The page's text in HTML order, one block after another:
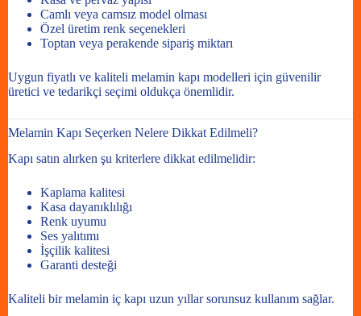
Camlı veya camsız model olması
Özel üretim renk seçenekleri
Toptan veya perakende sipariş miktarı
Uygun fiyatlı ve kaliteli melamin kapı modelleri için güvenilir
üretici ve tedarikçi seçimi oldukça önemlidir.
Melamin Kapı Seçerken Nelere Dikkat Edilmeli?
Kapı satın alırken şu kriterlere dikkat edilmelidir:
Kaplama kalitesi
Kasa dayanıklılığı
Renk uyumu
Ses yalıtımı
İşçilik kalitesi
Garanti desteği
Kaliteli bir melamin iç kapı uzun yıllar sorunsuz kullanım sağlar.